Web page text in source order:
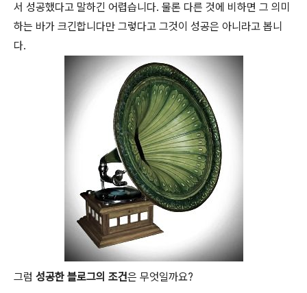
서 성공했다고 말하긴 어렵습니다. 물론 다른 것에 비하면 그 의미
하는 바가 크긴합니다만 그렇다고 그것이 성공은 아니라고 봅니
다.
그럼 성공한 블로그의 조건은 무엇일까요?